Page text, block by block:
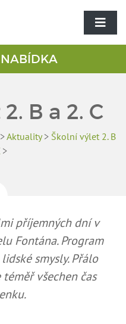
B a 2. C
>Aktuality> Školní výlet 2. B
>
příjemných dní v
Fontána. Program
smysly. Přálo
všechen čas